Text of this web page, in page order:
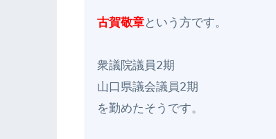
古賀敬章という方です。
衆議院議員2期
山口県議会議員2期
を勤めたそうです。